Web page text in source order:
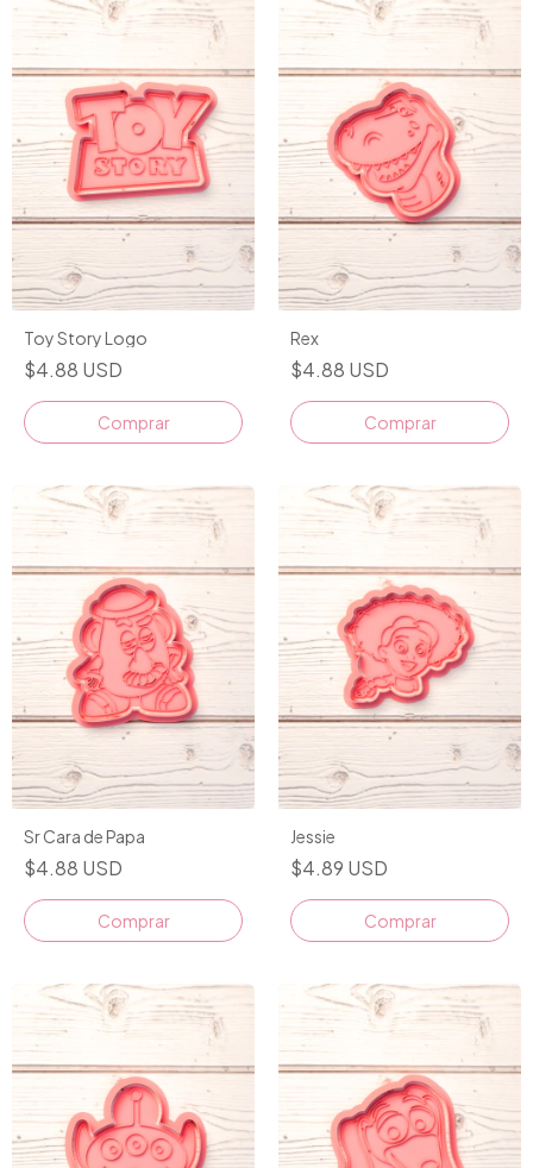
Toy Story Logo
$4.88 USD
Comprar
Rex
$4.88 USD
Comprar
Sr Cara de Papa
$4.88 USD
Comprar
Jessie
$4.89 USD
Comprar